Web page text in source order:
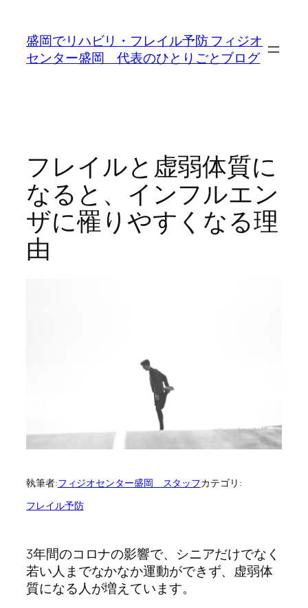
盛岡でリハビリ・フレイル予防 フィジオ
センター盛岡 代表のひとりごとブログ
フレイルと虚弱体質に
なると、インフルエン
ザに罹りやすくなる理
由
執筆者:フィジオセンター盛岡 スタッフカテゴリ:
フレイル予防
3年間のコロナの影響で、シニアだけでなく
若い人までなかなか運動ができず、虚弱体
質になる人が増えています。